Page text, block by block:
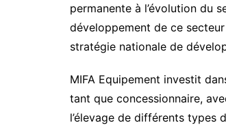
permanente à l’évolution du
développement de ce
stratégie nationale de
MIFA Equipement investit
tant que concessionnaire,
l’élevage de différents types